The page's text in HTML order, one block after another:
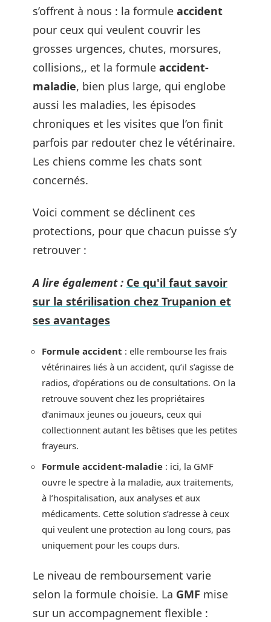
s’offrent à nous : la formule accident
pour ceux qui veulent couvrir les
grosses urgences, chutes, morsures,
collisions,, et la formule accident-
maladie, bien plus large, qui englobe
aussi les maladies, les épisodes
chroniques et les visites que l’on finit
parfois par redouter chez le vétérinaire.
Les chiens comme les chats sont
concernés.
Voici comment se déclinent ces
protections, pour que chacun puisse s’y
retrouver :
A lire également : Ce qu'il faut savoir
sur la stérilisation chez Trupanion et
ses avantages
Formule accident : elle rembourse les frais
vétérinaires liés à un accident, qu’il s’agisse de
radios, d’opérations ou de consultations. On la
retrouve souvent chez les propriétaires
d’animaux jeunes ou joueurs, ceux qui
collectionnent autant les bêtises que les petites
frayeurs.
Formule accident-maladie : ici, la GMF
ouvre le spectre à la maladie, aux traitements,
à l’hospitalisation, aux analyses et aux
médicaments. Cette solution s’adresse à ceux
qui veulent une protection au long cours, pas
uniquement pour les coups durs.
Le niveau de remboursement varie
selon la formule choisie. La GMF mise
sur un accompagnement flexible :